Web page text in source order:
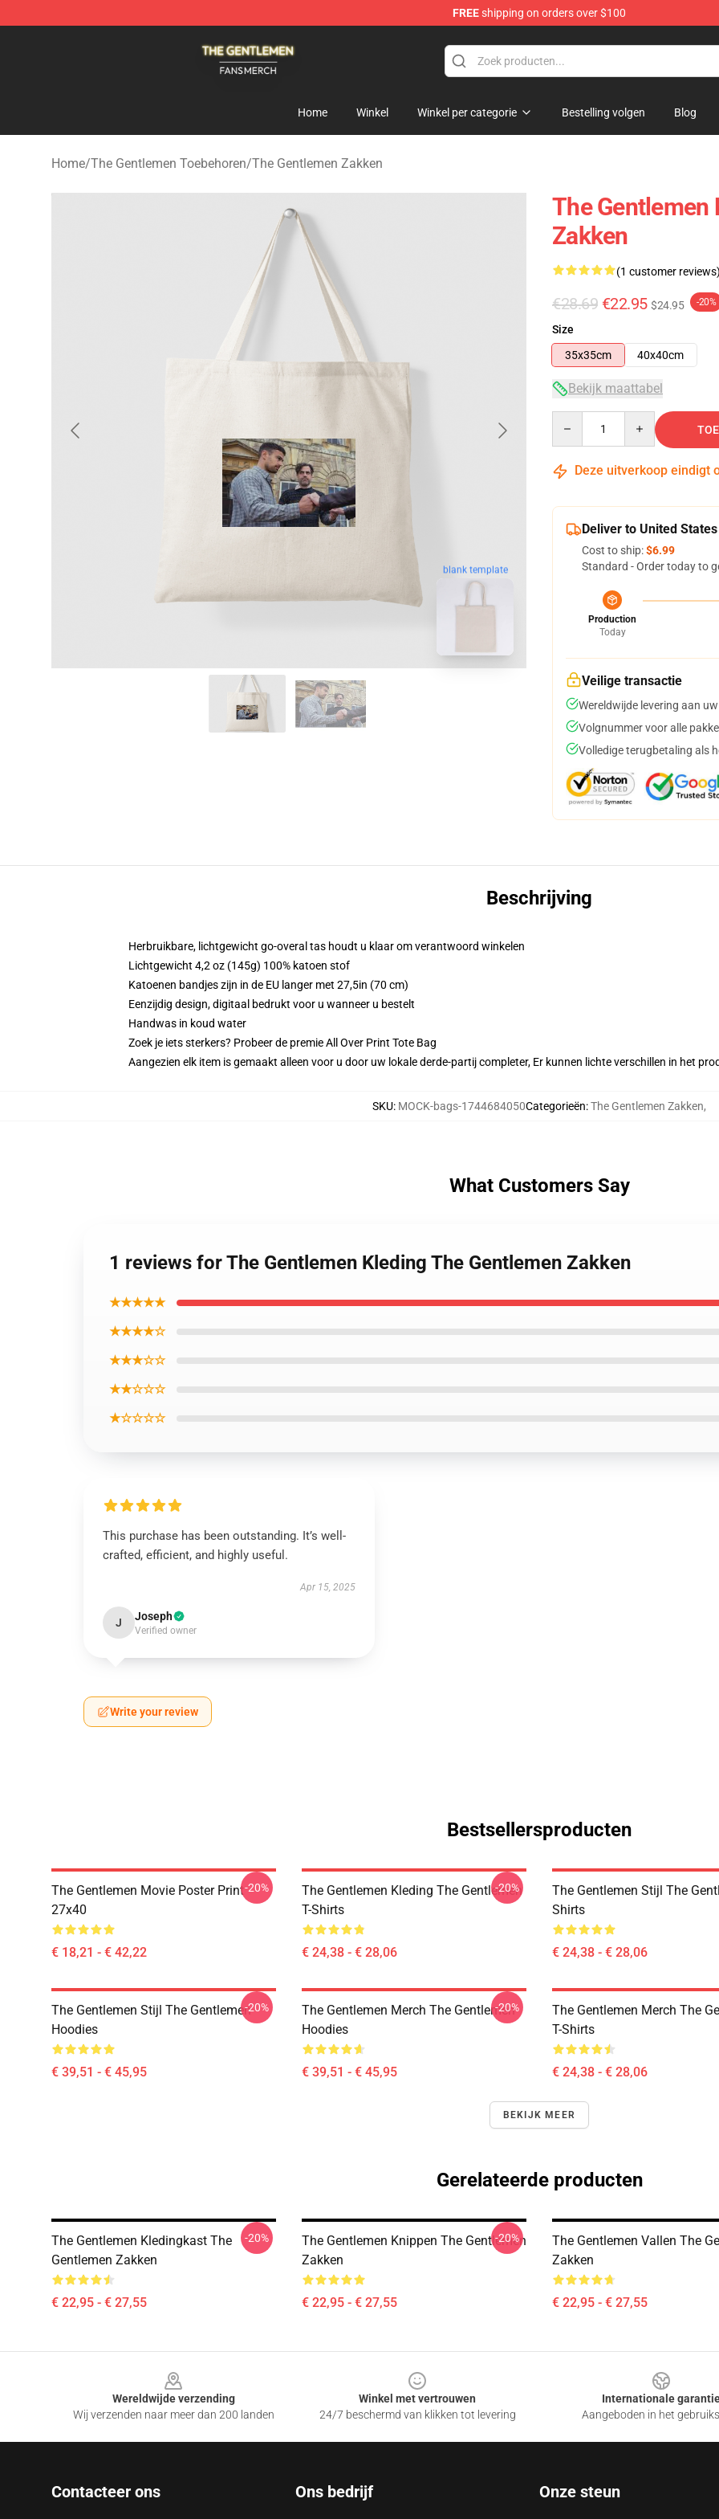
FREEshipping on orders over $100
Home Winkel Winkel per categorie Bestelling volgen Blog
Home/The Gentlemen Toebehoren/The Gentlemen Zakken
blank template
The Gentlemen
Zakken
(1 customer reviews)
€28.69 €22.95 $24.95 -20%
Size
35x35cm
40x40cm
Bekijk maattabel
Deze uitverkoop eindigt
Deliver to United States
Cost to ship:$6.99
Standard - Order today to
Production
Today
Veilige transactie
Wereldwijde levering aan
Volgnummer voor alle
Volledige terugbetaling als
Beschrijving
Herbruikbare, lichtgewicht go-overal tas houdt u klaar om verantwoord winkelen
Lichtgewicht 4,2 oz (145g) 100% katoen stof
Katoenen bandjes zijn in de EU langer met 27,5in (70 cm)
Eenzijdig design, digitaal bedrukt voor u wanneer u bestelt
Handwas in koud water
Zoek je iets sterkers? Probeer de premie All Over Print Tote Bag
Aangezien elk item is gemaakt alleen voor u door uw lokale derde-partij completer, Er kunnen lichte verschillen in het
SKU: MOCK-bags-1744684050Categorieën:The Gentlemen Zakken,
What Customers Say
1 reviews for The Gentlemen Kleding The Gentlemen Zakken
★★★★★
★★★★☆
★★★☆☆
★★☆☆☆
★☆☆☆☆
This purchase has been outstanding. It’s well-
crafted, efficient, and highly useful.
Apr 15, 2025
J Joseph
Verified owner
Write your review
Bestsellersproducten
The Gentlemen Movie Poster Print
27x40
€ 18,21 - € 42,22
-20%
The Gentlemen Kleding The Gentlemen
T-Shirts
€ 24,38 - € 28,06
-20%
The Gentlemen Stijl The
Shirts
€ 24,38 - € 28,06
The Gentlemen Stijl The Gentlemen
Hoodies
€ 39,51 - € 45,95
-20%
The Gentlemen Merch The Gentlemen
Hoodies
€ 39,51 - € 45,95
-20%
The Gentlemen Merch The
T-Shirts
€ 24,38 - € 28,06
BEKIJK MEER
Gerelateerde producten
The Gentlemen Kledingkast The
Gentlemen Zakken
€ 22,95 - € 27,55
-20%
The Gentlemen Knippen The Gentlemen
Zakken
€ 22,95 - € 27,55
-20%
The Gentlemen Vallen The
Zakken
€ 22,95 - € 27,55
Wereldwijde verzending
Wij verzenden naar meer dan 200 landen
Winkel met vertrouwen
24/7 beschermd van klikken tot levering
Internationale
Aangeboden in het
Contacteer ons Ons bedrijf Onze steun